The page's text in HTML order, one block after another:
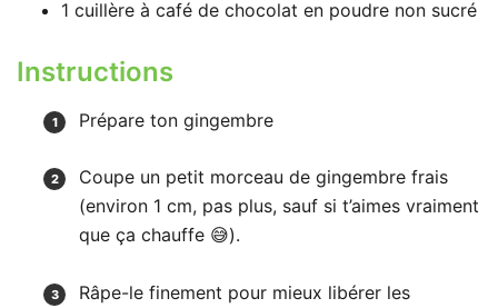
1 cuillère à café de chocolat en poudre non sucré
Instructions
Prépare ton gingembre
Coupe un petit morceau de gingembre frais
(environ 1 cm, pas plus, sauf si t’aimes vraiment
que ça chauffe 😅).
Râpe-le finement pour mieux libérer les